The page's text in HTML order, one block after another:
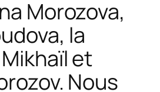
Morozova,
la
et
Nous